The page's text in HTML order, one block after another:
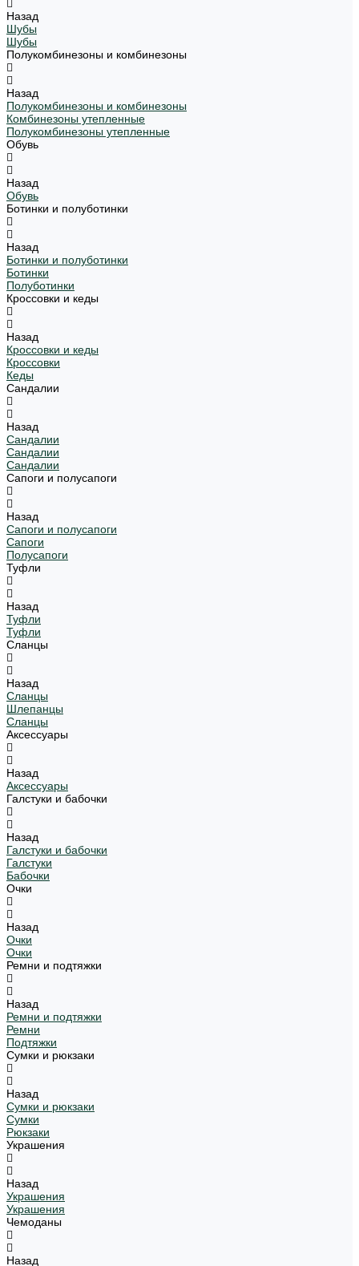
Назад
Шубы
Шубы
Полукомбинезоны и комбинезоны
Назад
Полукомбинезоны и комбинезоны
Комбинезоны утепленные
Полукомбинезоны утепленные
Обувь
Назад
Обувь
Ботинки и полуботинки
Назад
Ботинки и полуботинки
Ботинки
Полуботинки
Кроссовки и кеды
Назад
Кроссовки и кеды
Кроссовки
Кеды
Сандалии
Назад
Сандалии
Сандалии
Сандалии
Сапоги и полусапоги
Назад
Сапоги и полусапоги
Сапоги
Полусапоги
Туфли
Назад
Туфли
Туфли
Сланцы
Назад
Сланцы
Шлепанцы
Сланцы
Аксессуары
Назад
Аксессуары
Галстуки и бабочки
Назад
Галстуки и бабочки
Галстуки
Бабочки
Очки
Назад
Очки
Очки
Ремни и подтяжки
Назад
Ремни и подтяжки
Ремни
Подтяжки
Сумки и рюкзаки
Назад
Сумки и рюкзаки
Сумки
Рюкзаки
Украшения
Назад
Украшения
Украшения
Чемоданы
Назад